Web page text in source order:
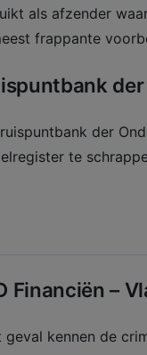
als afzender
frappante
der
te
Financiën –
geval kennen de